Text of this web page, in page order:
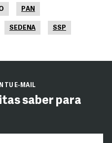
PAN
SEDENA SSP
TU E-MAIL
saber para